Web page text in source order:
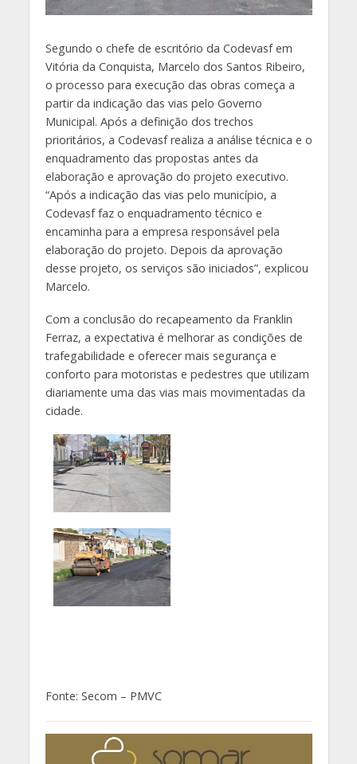
Segundo o chefe de escritório da Codevasf em
Vitória da Conquista, Marcelo dos Santos Ribeiro,
o processo para execução das obras começa a
partir da indicação das vias pelo Governo
Municipal. Após a definição dos trechos
prioritários, a Codevasf realiza a análise técnica e o
enquadramento das propostas antes da
elaboração e aprovação do projeto executivo.
“Após a indicação das vias pelo município, a
Codevasf faz o enquadramento técnico e
encaminha para a empresa responsável pela
elaboração do projeto. Depois da aprovação
desse projeto, os serviços são iniciados”, explicou
Marcelo.
Com a conclusão do recapeamento da Franklin
Ferraz, a expectativa é melhorar as condições de
trafegabilidade e oferecer mais segurança e
conforto para motoristas e pedestres que utilizam
diariamente uma das vias mais movimentadas da
cidade.
Fonte: Secom – PMVC